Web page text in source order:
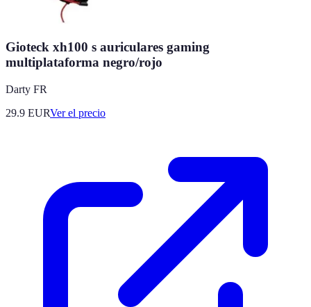
Gioteck xh100 s auriculares gaming
multiplataforma negro/rojo
Darty FR
29.9 EURVer el precio